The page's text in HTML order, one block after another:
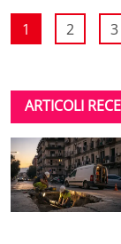
1 2 3
ARTICOLI